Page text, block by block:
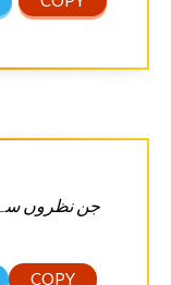
جن نظروں سے